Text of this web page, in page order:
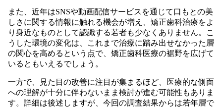
また、近年はSNSや動画配信サービスを通じて口もとの美
しさに関する情報に触れる機会が増え、矯正歯科治療をよ
り身近なものとして認識する若者も少なくありません。こ
うした環境の変化は、これまで治療に踏み出せなかった層
の関心を高めるという点で、矯正歯科医療の裾野を広げて
いるともいえるでしょう。
一方で、見た目の改善に注目が集まるほど、医療的な側面
への理解が十分に伴わないまま検討が進む可能性もありま
す。詳細は後述しますが、今回の調査結果からは若年層で